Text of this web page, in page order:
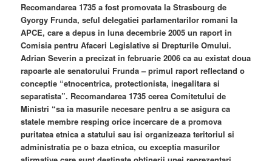
Recomandarea 1735 a fost promovata la Strasbourg de
Gyorgy Frunda, seful delegatiei parlamentarilor romani la
APCE, care a depus in luna decembrie 2005 un raport in
Comisia pentru Afaceri Legislative si Drepturile Omului.
Adrian Severin a precizat in februarie 2006 ca au existat doua
rapoarte ale senatorului Frunda – primul raport reflectand o
conceptie “etnocentrica, protectionista, inegalitara si
separatista”. Recomandarea 1735 cerea Comitetului de
Ministri “sa ia masurile necesare pentru a se asigura ca
statele membre resping orice incercare de a promova
puritatea etnica a statului sau isi organizeaza teritoriul si
administratia pe o baza etnica, cu exceptia masurilor